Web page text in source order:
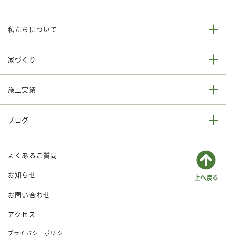
私たちについて
家づくり
施工実績
ブログ
よくあるご質問
お知らせ
お問い合わせ
アクセス
プライバシーポリシー